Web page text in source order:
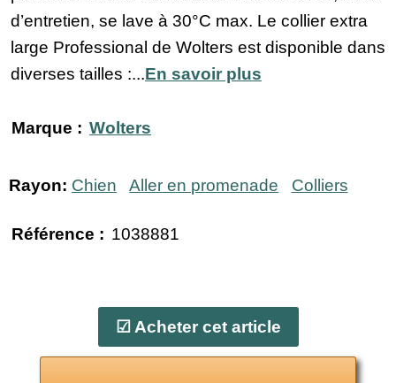
d’entretien, se lave à 30°C max. Le collier extra
large Professional de Wolters est disponible dans
diverses tailles :...En savoir plus
Marque : Wolters
Rayon: Chien Aller en promenade Colliers
Référence : 1038881
☑ Acheter cet article